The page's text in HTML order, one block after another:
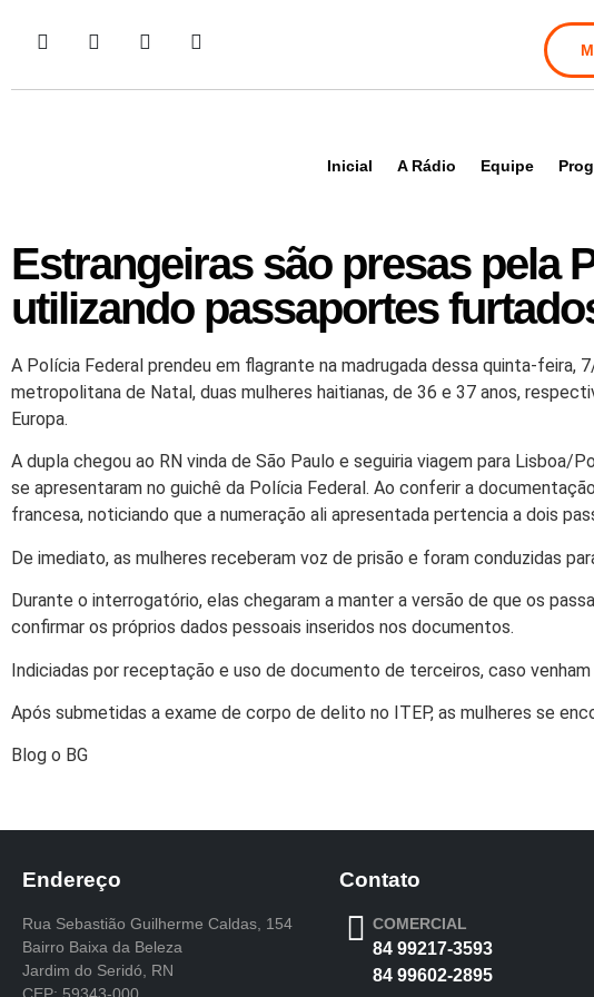
Inicial A Rádio Equipe
Estrangeiras são presas pela
utilizando passaportes
A Polícia Federal prendeu em flagrante na madrugada dessa quinta-feira,
metropolitana de Natal, duas mulheres haitianas, de 36 e 37 anos,
Europa.
A dupla chegou ao RN vinda de São Paulo e seguiria viagem para
se apresentaram no guichê da Polícia Federal. Ao conferir a
francesa, noticiando que a numeração ali apresentada pertencia a dois
De imediato, as mulheres receberam voz de prisão e foram conduzidas
Durante o interrogatório, elas chegaram a manter a versão de que os
confirmar os próprios dados pessoais inseridos nos documentos.
Indiciadas por receptação e uso de documento de terceiros, caso
Após submetidas a exame de corpo de delito no ITEP, as mulheres se
Blog o BG
Endereço
Rua Sebastião Guilherme Caldas, 154
Bairro Baixa da Beleza
Jardim do Seridó, RN
CEP: 59343-000
Contato
COMERCIAL
84 99217-3593
84 99602-2895